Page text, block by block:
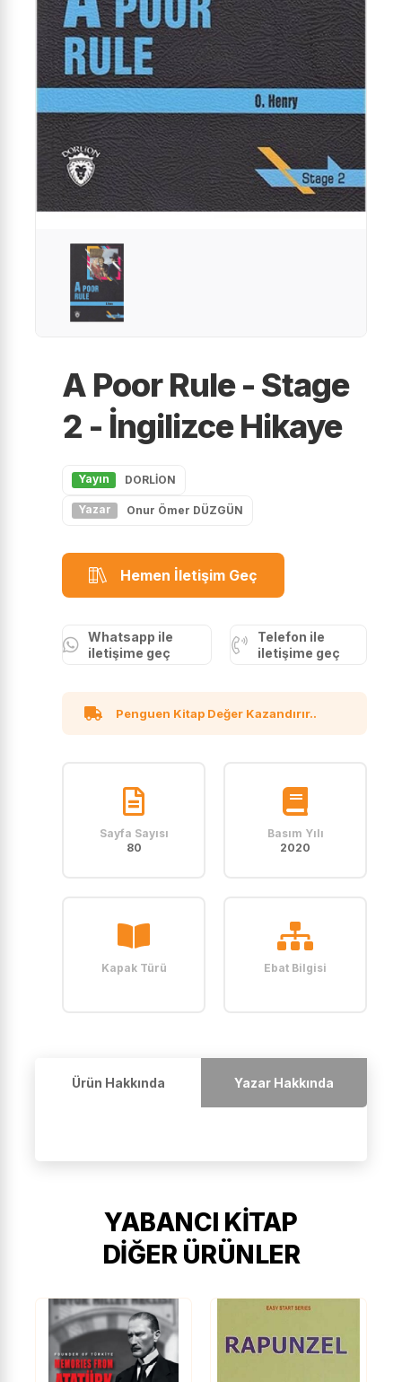
A Poor Rule - Stage
2 - İngilizce Hikaye
Yayın DORLİON
Yazar Onur Ömer DÜZGÜN
Hemen İletişim Geç
Whatsapp ile
iletişime geç
Telefon ile
iletişime geç
Penguen Kitap Değer Kazandırır..
Sayfa Sayısı
80
Basım Yılı
2020
Kapak Türü Ebat Bilgisi
Ürün Hakkında Yazar Hakkında
YABANCI KITAP
DIĞER ÜRÜNLER